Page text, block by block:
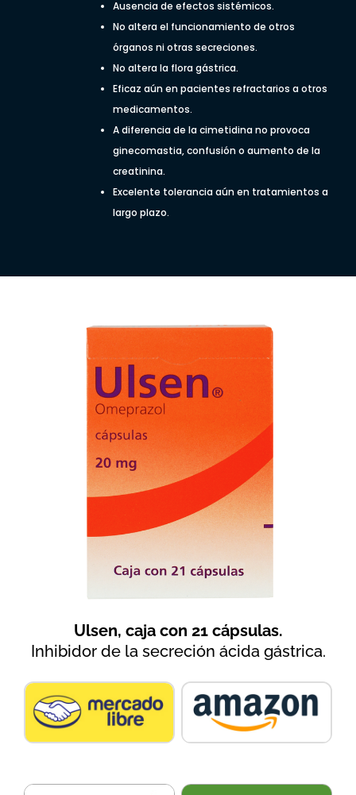
Ausencia de efectos sistémicos.
No altera el funcionamiento de otros
órganos ni otras secreciones.
No altera la flora gástrica.
Eficaz aún en pacientes refractarios a otros
medicamentos.
A diferencia de la cimetidina no provoca
ginecomastia, confusión o aumento de la
creatinina.
Excelente tolerancia aún en tratamientos a
largo plazo.
Ulsen, caja con 21 cápsulas.
Inhibidor de la secreción ácida gástrica.